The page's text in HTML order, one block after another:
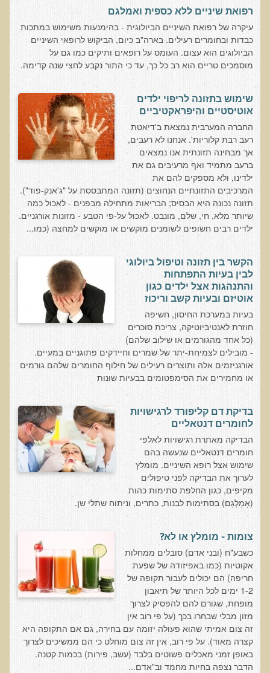
בדיקות למחסורים תזונתיים, בדיקות ויטמינים
בדיקות לקזיאו-מורפינים וגלוטיאו-מורפינים
שאלות ותשובות למעבדה
רשימת משאבים לפציינט
רשימת תוצרת מרוססת
רשימת מאכלים המכילים חומצה אוקסלית
דף כספית
רשימת מאכלים המכילים היסטמין
עשרת המזונות
עדויות מטופלים
תודה לך דוקטור על חוויה נהדרת
אדם ורופא שנותן לי אלטרנטיבה אחרת ממה שהרופאים שפגשתי נתנו
לי
ירדתי ל- 2 מגנזיום גליצינייט ליום ולא לקחתי את הלית'נייז כבר חודש
​תודה לך עדיאל על הפגישה היום. מאד שמחתי על האווירה האופטימית
עצוב נורא לחשוב שכל כך הרבה אנשים מאמינים שכימותרפיה היא
התקווה היחידה כאשר מאובחנים עם סרטן
אנחנו מאושרים מאוד שביצענו ואת הבדיקה וממליצים בחום לכל מי
שסובל לעשות אותה.
הבריאות של כל המשפחה השתפרה
אסירי תודה לך על השבת הבריאות שלנו
תודה דר' עדיאל שהצלת את חיי!
הצוות שלנו
ענבל ליבסקי, Bsc, ND
ד"ר שולמית לוריא (MD)
איפה נמצא ד"ר תל-אורן
אקופוליטן רשת בינ"ל לבריאות האדם והסביבה
מיהו ד"ר עדיאל תל-אורן
הארגון למזעור החשיפה האלקטרומגנטית
רפואת שיניים ללא כספית ואמלגם
עיקרה של רפואת השיניים הביולוגית - בהימנעות משימוש במתכות
כבדות ובחומרים רעילים. בארה"ב כיום, הביקוש לרופאי השיניים
הביולוגים הוא עצום. העומס על רופאים ותיקים כמו גם על
מוסמכים טריים הוא רב כל כך, עד כי התור נקבע לחצי שנה קדימה.
שימוש בתזונה לריפוי ילדים
אוטיסטיים והיפראקטיביים
החברה המערבית נמצאת ב'דיאטת
רעב רבת קלוריות'. אנחנו לא רעבים,
אך מבחינה תזונתית אנו נמצאים
ברעב מתמיד ואף מרעיבים גם את
ילדינו, ולא מספקים להם את
המרכיבים התזונתיים הנחוצים (תזונה המתבססת על "ג'אנק-פוד").
תזונה נכונה היא הבסיס; הבריאות מתחילה מבפנים - לאכול כמה
שיותר מלא, חי, שלם, מונבט. לאכול על-פי הטבע - מזונות אורגניים.
ילדים רבים חשופים לשומנים מוקשים או מוקשים למחצה (כמו...
הקשר בין תזונה וטיפול ביולוגי
לבין בעיות התפתחות
והתנהגות אצל ילדים כגון
אוטיזם ובעיות קשב וריכוז
בעיות במערכת החיסון, חשיפה
חוזרת לאנטיביוטיקה, צריכת סוכרים
(כל אחד מהגורמים או שילוב שלהם)
- מובילים לצמיחת-יתר של שמרים וחיידקים פתוגניים במעיים.
אורגניזמים אלה ותוצרים רעילים של חילוף החומרים שלהם גורמים
או מחמירים את הסימפטומים בבעיות שונות
בדיקת דם קליפורד לרגישויות
לחומרים דנטאליים
הבדיקה מאתרת רגישויות לאלפי
חומרים דנטאליים שנעשה בהם
שימוש אצל רופא השיניים. מומלץ
לערוך את הבדיקה לפני טיפולים
מקיפים, כגון החלפת סתימות כהות
(אָמָלְגָם) בסתימות לבנות, כתרים, וניתוח שתלי שן.
צומות - מומלץ או לא?
כשבע"ח (ובני אדם) סובלים ממחלות
אקוטיות (כמו באפיזודה של שפעת
חריפה) הם יכולים לעבור תקופה של
1-2 ימים לכל היותר של תיאבון
מופחת, שגורם להם להפסיק לצרוך
מזון מבלי שבחרו בכך (על פי רוב אין
זה צום אמיתי שהוא פעולה יזומה עם בחירה, גם אם התקופה היא
קצרה מאוד). על פי רוב, אין זה צום מוחלט כי הם ממשיכים לצרוך
באופן זמני מאכלים פשוטים בלבד (עשב, פירות) בכמות קטנה.
הדבר נצפה בחיות מחמד וב"אדם...